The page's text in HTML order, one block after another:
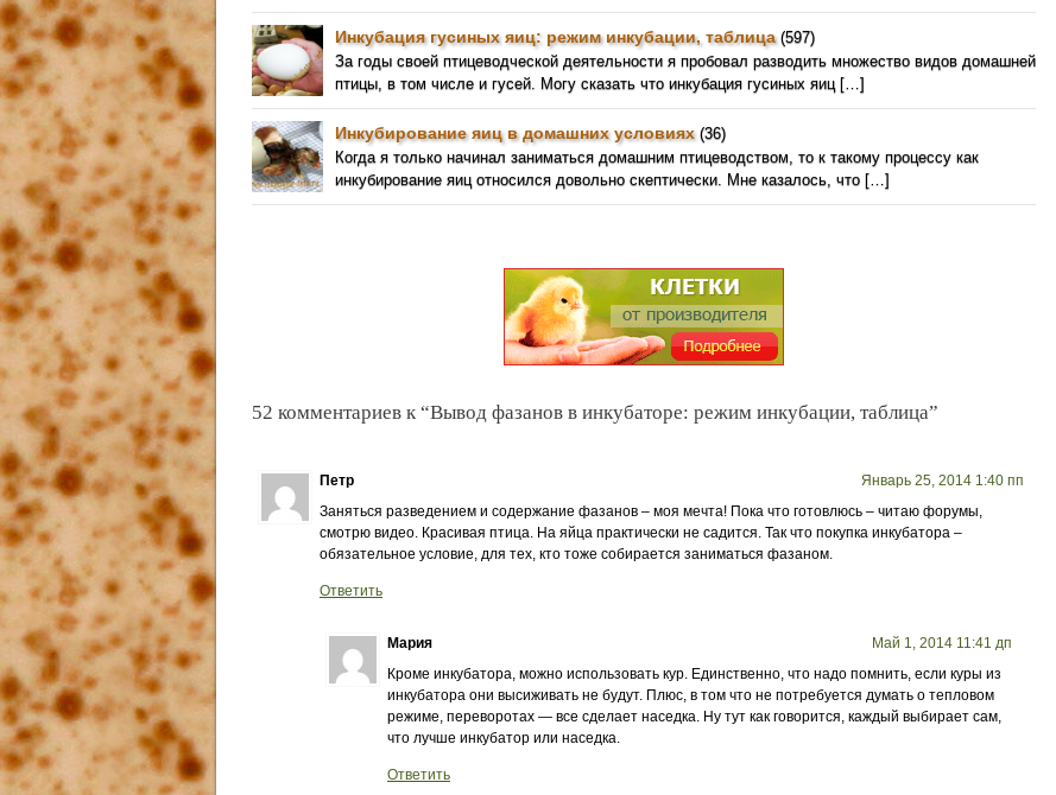
Инкубация гусиных яиц: режим инкубации, таблица(597)
За годы своей птицеводческой деятельности я пробовал разводить множество видов домашней
птицы, в том числе и гусей. Могу сказать что инкубация гусиных яиц […]
Инкубирование яиц в домашних условиях(36)
Когда я только начинал заниматься домашним птицеводством, то к такому процессу как
инкубирование яиц относился довольно скептически. Мне казалось, что […]
52 комментариев к “Вывод фазанов в инкубаторе: режим инкубации, таблица”
Петр
Январь 25, 2014 1:40 пп
Заняться разведением и содержание фазанов – моя мечта! Пока что готовлюсь – читаю форумы,
смотрю видео. Красивая птица. На яйца практически не садится. Так что покупка инкубатора –
обязательное условие, для тех, кто тоже собирается заниматься фазаном.
Ответить
Мария
Май 1, 2014 11:41 дп
Кроме инкубатора, можно использовать кур. Единственно, что надо помнить, если куры из
инкубатора они высиживать не будут. Плюс, в том что не потребуется думать о тепловом
режиме, переворотах — все сделает наседка. Ну тут как говорится, каждый выбирает сам,
что лучше инкубатор или наседка.
Ответить